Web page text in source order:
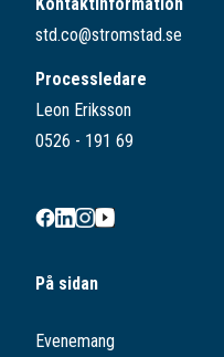
std.co@stromstad.se
Processledare
Leon Eriksson
0526 - 191 69
På sidan
Evenemang